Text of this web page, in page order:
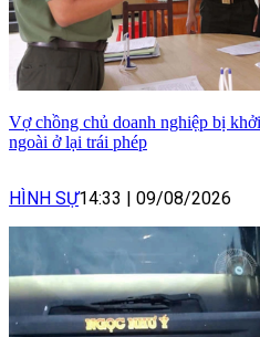
Vợ chồng chủ doanh nghiệp bị
ngoài ở lại trái phép
HÌNH SỰ14:33 | 09/08/2026